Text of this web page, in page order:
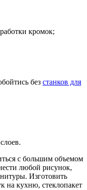
кромок;
без станков для
с большим объемом
любой рисунок,
Изготовить
на кухню, стеклопакет